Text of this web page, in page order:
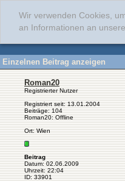
Wir verwenden Cookies,
an Informationen an
Einzelnen Beitrag anzeigen
Roman20
Registrierter Nutzer
Registriert seit: 13.01.2004
Beiträge: 104
Roman20: Offline
Ort: Wien
Beitrag
Datum: 02.06.2009
Uhrzeit: 22:04
ID: 33901